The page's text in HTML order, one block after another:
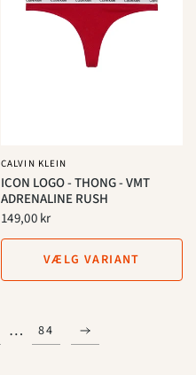
CALVIN KLEIN
ICON LOGO - THONG - VMT
ADRENALINE RUSH
149,00 kr
VÆLG VARIANT
… 84